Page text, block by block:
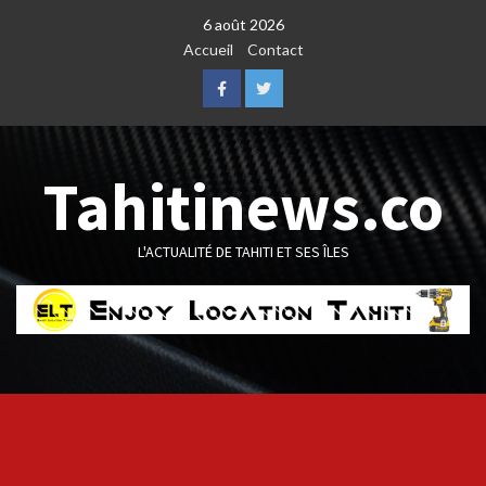
6 août 2026
Accueil
Contact
FacebookTwitter
Tahitinews.co
L'ACTUALITÉ DE TAHITI ET SES ÎLES